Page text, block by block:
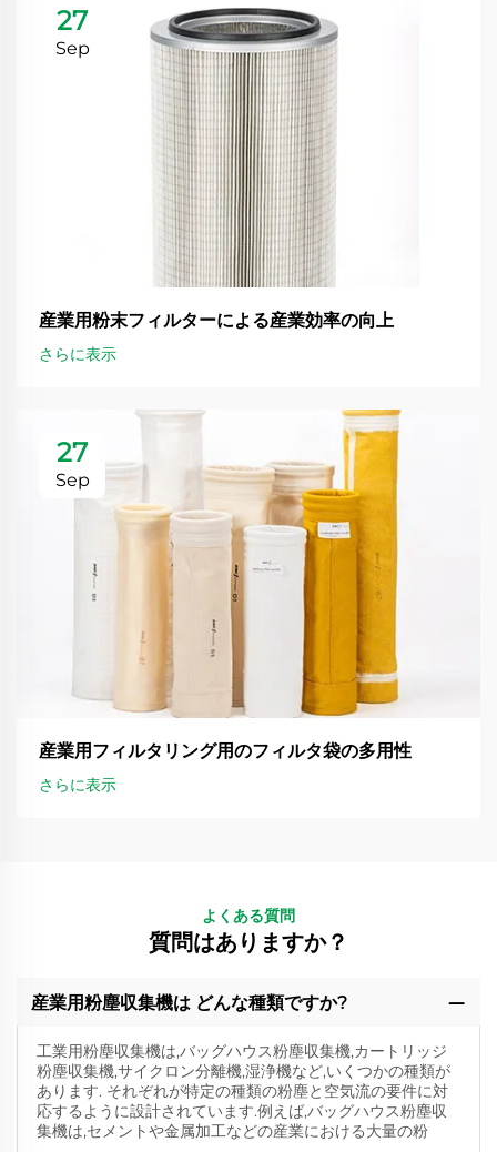
27
Sep
産業用粉末フィルターによる産業効率の向上
さらに表示
27
Sep
産業用フィルタリング用のフィルタ袋の多用性
さらに表示
よくある質問
質問はありますか？
産業用粉塵収集機は どんな種類ですか?
工業用粉塵収集機は,バッグハウス粉塵収集機,カートリッジ
粉塵収集機,サイクロン分離機,湿浄機など,いくつかの種類が
あります. それぞれが特定の種類の粉塵と空気流の要件に対
応するように設計されています.例えば,バッグハウス粉塵収
集機は,セメントや金属加工などの産業における大量の粉